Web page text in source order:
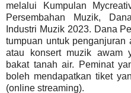
melalui Kumpulan
Persembahan Muzik,
Industri Muzik 2023. Dana
tumpuan untuk penganjuran
atau konsert muzik awam
bakat tanah air. Peminat
boleh mendapatkan tiket
(online streaming).